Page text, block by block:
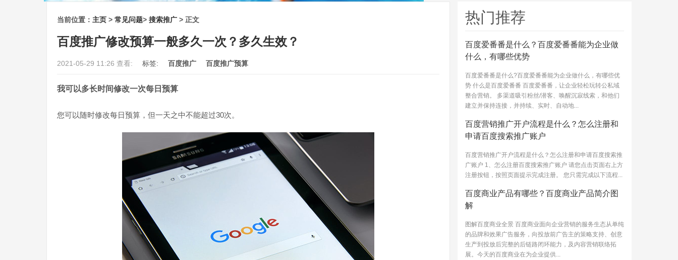
当前位置： 主页 > 常见问题> 搜索推广 > 正文
百度推广修改预算一般多久一次？多久生效？
2021-05-29 11:26 查看: 标签: 百度推广 百度推广预算
我可以多长时间修改一次每日预算
您可以随时修改每日预算，但一天之中不能超过30次。
热门推荐
百度爱番番是什么？百度爱番番能为企业做
什么，有哪些优势
百度爱番番是什么?百度爱番番能为企业做什么，有哪些优
势 什么是百度爱番番 百度爱番番，让企业轻松玩转公私域
整合营销。 多渠道吸引粉丝/潜客、唤醒沉寂线索，和他们
建立并保持连接，并持续、实时、自动地...
百度营销推广开户流程是什么？怎么注册和
申请百度搜索推广账户
百度营销推广开户流程是什么？怎么注册和申请百度搜索推
广账户 1、怎么注册百度搜索推广账户 请您点击页面右上方
注册按钮，按照页面提示完成注册。 您只需完成以下流程...
百度商业产品有哪些？百度商业产品简介图
解
图解百度商业全景 百度商业面向企业营销的服务生态从单纯
的品牌和效果广告服务，向投放前广告主的策略支持、创意
生产到投放后完整的后链路闭环能力，及内容营销联络拓
展。今天的百度商业在为企业提供...